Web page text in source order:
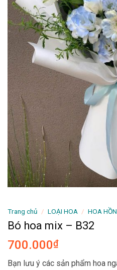
Trang chủ / LOẠI HOA / HOA
Bó hoa mix – B32
700.000₫
Bạn lưu ý các sản phẩm hoa